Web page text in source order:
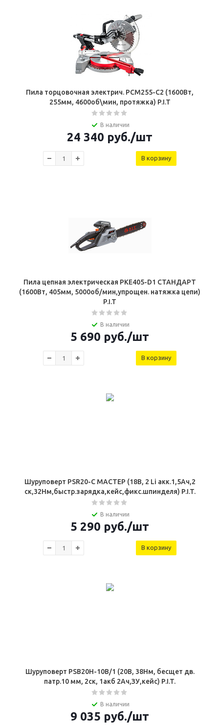
Пила торцовочная электрич. PCM255-C2 (1600Вт,
255мм, 4600об\мин, протяжка) P.I.T
В наличии
24 340 руб./шт
В корзину
Пила цепная электрическая PKE405-D1 СТАНДАРТ
(1600Вт, 405мм, 5000об/мин,упрощен. натяжка цепи)
P.I.T
В наличии
5 690 руб./шт
В корзину
Шуруповерт PSR20-C МАСТЕР (18В, 2 Li акк.1,5Ач,2
ск,32Нм,быстр.зарядка,кейс,фикс.шпинделя) P.I.T.
В наличии
5 290 руб./шт
В корзину
Шуруповерт PSB20H-10B/1 (20В, 38Нм, бесщет дв.
патр.10 мм, 2ск, 1акб 2Ач,ЗУ,кейс) P.I.T.
В наличии
9 035 руб./шт